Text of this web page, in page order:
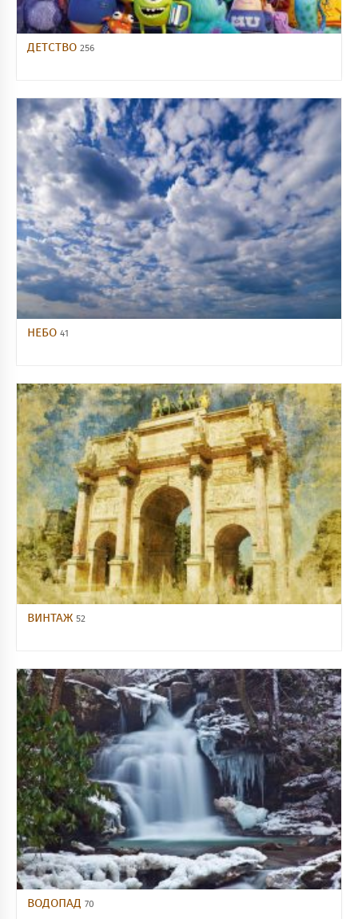
ДЕТСТВО 256
НЕБО 41
ВИНТАЖ 52
ВОДОПАД 70